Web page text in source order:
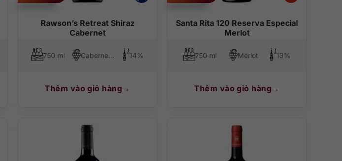
Rawson’s Retreat Shiraz
Cabernet
750 ml Cabernet Sauvignon, Syrah (Shiraz) 14%
Thêm vào giỏ hàng
Santa Rita 120 Reserva Especial
Merlot
750 ml Merlot 13%
Thêm vào giỏ hàng